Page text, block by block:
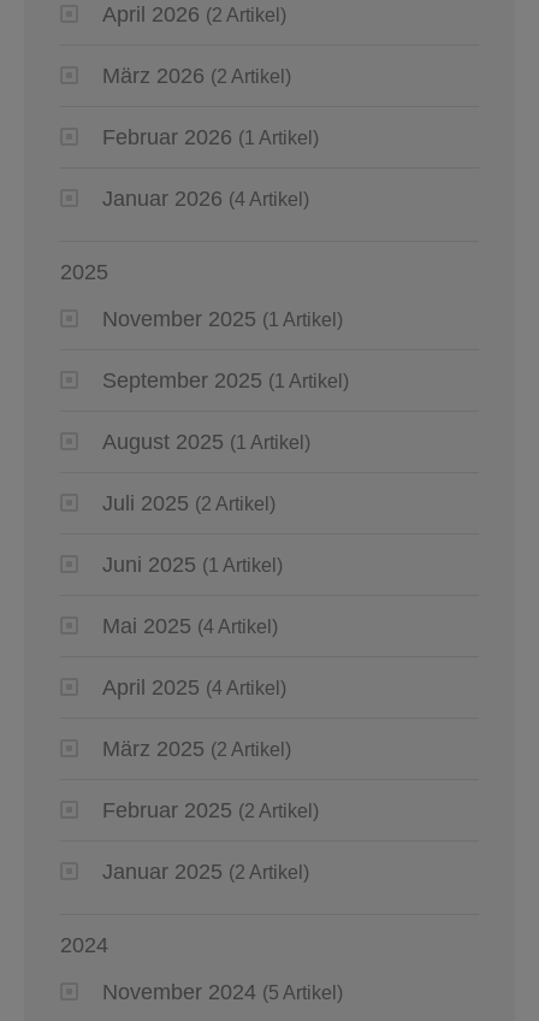
April 2026 (2 Artikel)
März 2026 (2 Artikel)
Februar 2026 (1 Artikel)
Januar 2026 (4 Artikel)
2025
November 2025 (1 Artikel)
September 2025 (1 Artikel)
August 2025 (1 Artikel)
Juli 2025 (2 Artikel)
Juni 2025 (1 Artikel)
Mai 2025 (4 Artikel)
April 2025 (4 Artikel)
März 2025 (2 Artikel)
Februar 2025 (2 Artikel)
Januar 2025 (2 Artikel)
2024
November 2024 (5 Artikel)